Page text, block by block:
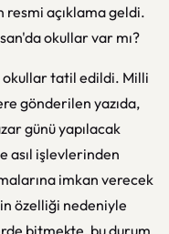
resmi açıklama geldi.
okullar var mı?
okullar tatil edildi. Milli
gönderilen yazıda,
günü yapılacak
asıl işlevlerinden
imkan verecek
özelliği nedeniyle
bitmekte, bu durum